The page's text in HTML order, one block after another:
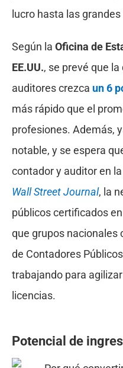
lucro hasta las
Según la Oficina de
EE.UU., se prevé que
auditores crezca un 6
más rápido que el
profesiones. Además,
notable, y se espera
contador y auditor en
Wall Street Journal, la
públicos certificados
que grupos
de Contadores
trabajando para
licencias.
Potencial de